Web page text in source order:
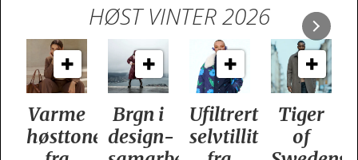
HØST VINTER 2026
Varme
høsttoner
Brgn i
design­
Ufiltrert
selvtillit
Tiger
of